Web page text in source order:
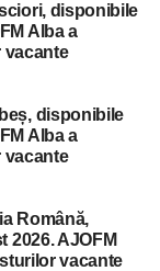
disponibile
Alba a
vacante
disponibile
Alba a
vacante
Română,
2026. AJOFM
vacante